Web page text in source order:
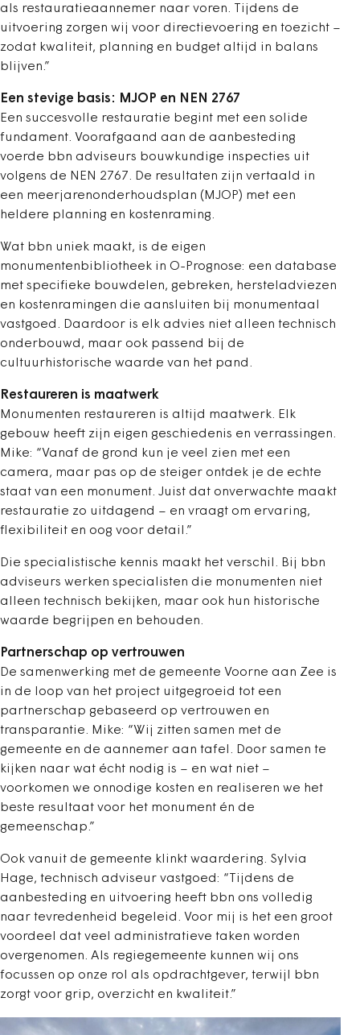
als restauratieaannemer naar voren. Tijdens de
uitvoering zorgen wij voor directievoering en toezicht –
zodat kwaliteit, planning en budget altijd in balans
blijven.”
Een stevige basis: MJOP en NEN 2767
Een succesvolle restauratie begint met een solide
fundament. Voorafgaand aan de aanbesteding
voerde bbn adviseurs bouwkundige inspecties uit
volgens de NEN 2767. De resultaten zijn vertaald in
een meerjarenonderhoudsplan (MJOP) met een
heldere planning en kostenraming.
Wat bbn uniek maakt, is de eigen
monumentenbibliotheek in O-Prognose: een database
met specifieke bouwdelen, gebreken, hersteladviezen
en kostenramingen die aansluiten bij monumentaal
vastgoed. Daardoor is elk advies niet alleen technisch
onderbouwd, maar ook passend bij de
cultuurhistorische waarde van het pand.
Restaureren is maatwerk
Monumenten restaureren is altijd maatwerk. Elk
gebouw heeft zijn eigen geschiedenis en verrassingen.
Mike: “Vanaf de grond kun je veel zien met een
camera, maar pas op de steiger ontdek je de echte
staat van een monument. Juist dat onverwachte maakt
restauratie zo uitdagend – en vraagt om ervaring,
flexibiliteit en oog voor detail.”
Die specialistische kennis maakt het verschil. Bij bbn
adviseurs werken specialisten die monumenten niet
alleen technisch bekijken, maar ook hun historische
waarde begrijpen en behouden.
Partnerschap op vertrouwen
De samenwerking met de gemeente Voorne aan Zee is
in de loop van het project uitgegroeid tot een
partnerschap gebaseerd op vertrouwen en
transparantie. Mike: “Wij zitten samen met de
gemeente en de aannemer aan tafel. Door samen te
kijken naar wat écht nodig is – en wat niet –
voorkomen we onnodige kosten en realiseren we het
beste resultaat voor het monument én de
gemeenschap.”
Ook vanuit de gemeente klinkt waardering. Sylvia
Hage, technisch adviseur vastgoed: “Tijdens de
aanbesteding en uitvoering heeft bbn ons volledig
naar tevredenheid begeleid. Voor mij is het een groot
voordeel dat veel administratieve taken worden
overgenomen. Als regiegemeente kunnen wij ons
focussen op onze rol als opdrachtgever, terwijl bbn
zorgt voor grip, overzicht en kwaliteit.”